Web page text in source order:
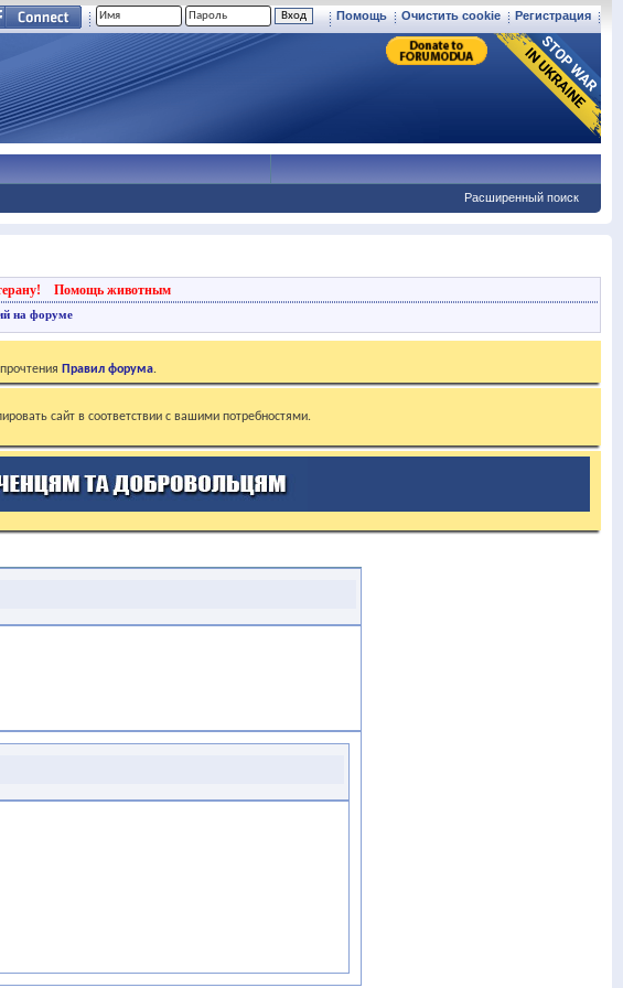
Регистрация
Очистить cookie
Помощь
Расширенный поиск
Помощь животным
на форуме
Правил форума.
сайт в соответствии с вашими потребностями.